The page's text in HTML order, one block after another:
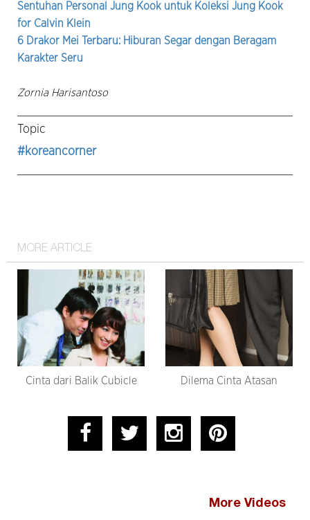
Sentuhan Personal Jung Kook untuk Koleksi Jung Kook
for Calvin Klein
6 Drakor Mei Terbaru: Hiburan Segar dengan Beragam
Karakter Seru
Zornia Harisantoso
Topic
#koreancorner
MORE ARTICLE
Cinta dari Balik Cubicle Dilema Cinta Atasan
More Videos